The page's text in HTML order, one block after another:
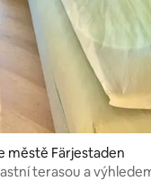
městě Färjestaden
terasou a